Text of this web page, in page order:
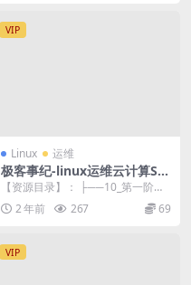
VIP
Linux 运维
极客事纪-linux运维云计算SE
R架构师【2306期】
【资源目录】： ├──10_第一阶★
心灵沟通课 | └──1-1_CD-VIP学...
2 年前 267 69
VIP